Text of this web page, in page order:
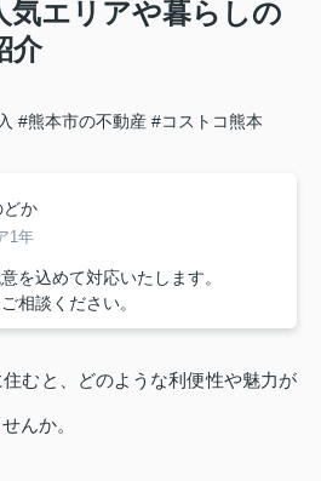
気エリアや暮らしの
介
#熊本市の不動産 #コストコ熊本
どか
1年
を込めて対応いたします。
相談ください。
住むと、どのような利便性や魅力が
んか。